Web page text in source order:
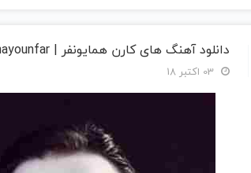
دانلود آهنگ های کارن همایونفر | Karen Homayounfar